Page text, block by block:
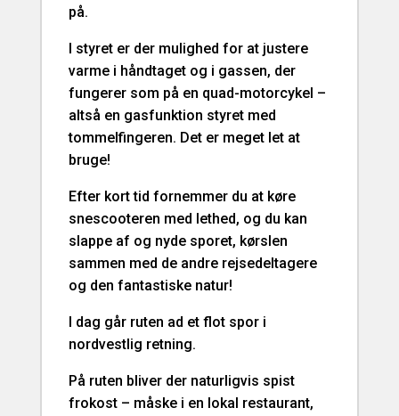
på.
I styret er der mulighed for at justere
varme i håndtaget og i gassen, der
fungerer som på en quad-motorcykel –
altså en gasfunktion styret med
tommelfingeren. Det er meget let at
bruge!
Efter kort tid fornemmer du at køre
snescooteren med lethed, og du kan
slappe af og nyde sporet, kørslen
sammen med de andre rejsedeltagere
og den fantastiske natur!
I dag går ruten ad et flot spor i
nordvestlig retning.
På ruten bliver der naturligvis spist
frokost – måske i en lokal restaurant,